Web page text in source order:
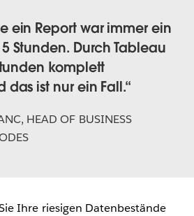
ein Report war immer ein
Stunden. Durch Tableau
komplett
das ist nur ein Fall.
, HEAD OF BUSINESS
Ihre riesigen Datenbestände